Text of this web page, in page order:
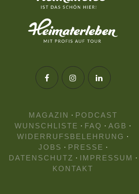
MAGAZIN · PODCAST
WUNSCHLISTE · FAQ · AGB ·
WIDERRUFSBELEHRUNG ·
JOBS · PRESSE ·
DATENSCHUTZ · IMPRESSUM ·
KONTAKT